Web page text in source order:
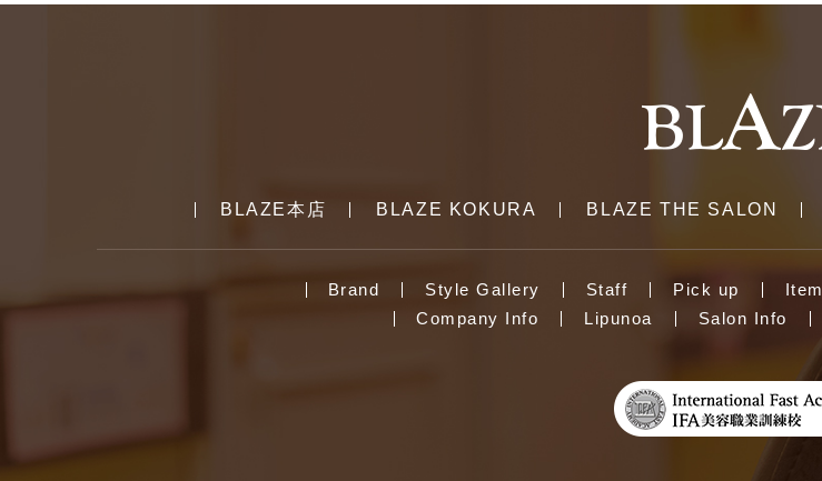
BLAZE本店 BLAZE KOKURA BLAZE THE SALON
Brand Style Gallery Staff Pick up Item
Company Info
Lipunoa Salon Info